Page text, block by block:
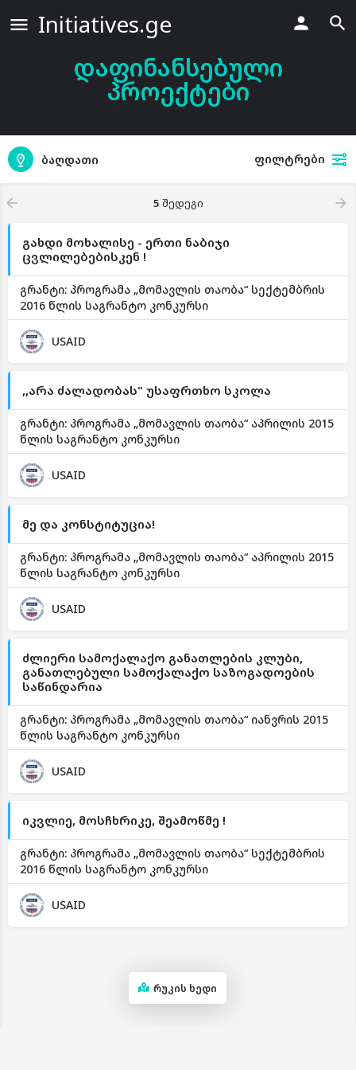
Initiatives.ge
დაფინანსებული
პროექტები
ბაღდათი ფილტრები
5 შედეგი
გახდი მოხალისე - ერთი ნაბიჯი
ცვლილებებისკენ !
გრანტი: პროგრამა „მომავლის თაობა“ სექტემბრის
2016 წლის საგრანტო კონკურსი
USAID
,,არა ძალადობას" უსაფრთხო სკოლა
გრანტი: პროგრამა „მომავლის თაობა“ აპრილის 2015
წლის საგრანტო კონკურსი
USAID
მე და კონსტიტუცია!
გრანტი: პროგრამა „მომავლის თაობა“ აპრილის 2015
წლის საგრანტო კონკურსი
USAID
ძლიერი სამოქალაქო განათლების კლუბი,
განათლებული სამოქალაქო საზოგადოების
საწინდარია
გრანტი: პროგრამა „მომავლის თაობა“ იანვრის 2015
წლის საგრანტო კონკურსი
USAID
იკვლიე, მოსჩხრიკე, შეამოწმე !
გრანტი: პროგრამა „მომავლის თაობა“ სექტემბრის
2016 წლის საგრანტო კონკურსი
USAID
რუკის ხედი